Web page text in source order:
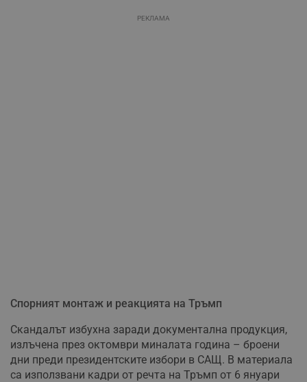
РЕКЛАМА
Спорният монтаж и реакцията на Тръмп
Скандалът избухна заради документална продукция,
излъчена през октомври миналата година – броени
дни преди президентските избори в САЩ. В материала
са използвани кадри от речта на Тръмп от 6 януари